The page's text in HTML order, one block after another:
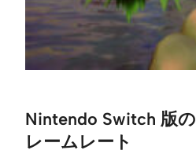
Nintendo Switch 版
レームレート